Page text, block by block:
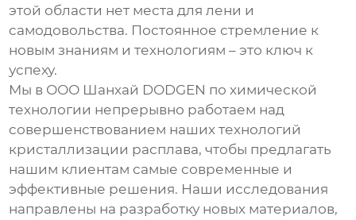
этой области нет места для лени и
самодовольства. Постоянное стремление к
новым знаниям и технологиям – это ключ к
успеху.
Мы в ООО Шанхай DODGEN по химической
технологии непрерывно работаем над
совершенствованием наших технологий
кристаллизации расплава, чтобы предлагать
нашим клиентам самые современные и
эффективные решения. Наши исследования
направлены на разработку новых материалов,